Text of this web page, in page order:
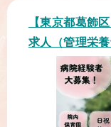
【東京都葛飾
求人（管理栄養